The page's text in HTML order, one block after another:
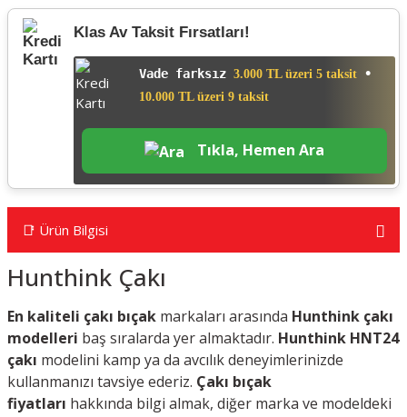
Klas Av Taksit Fırsatları!
Vade farksız 3.000 TL üzeri 5 taksit •
10.000 TL üzeri 9 taksit
Tıkla, Hemen Ara
📑 Ürün Bilgisi
Hunthink Çakı
En kaliteli çakı bıçak markaları arasında Hunthink çakı
modelleri baş sıralarda yer almaktadır. Hunthink HNT24
çakı modelini kamp ya da avcılık deneyimlerinizde
kullanmanızı tavsiye ederiz. Çakı bıçak
fiyatları hakkında bilgi almak, diğer marka ve modeldeki